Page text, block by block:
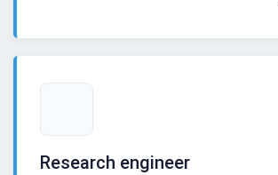
Research engineer